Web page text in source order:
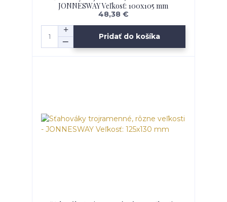
JONNESWAY Veľkosť: 100x105 mm
48,38 €
Pridať do košíka